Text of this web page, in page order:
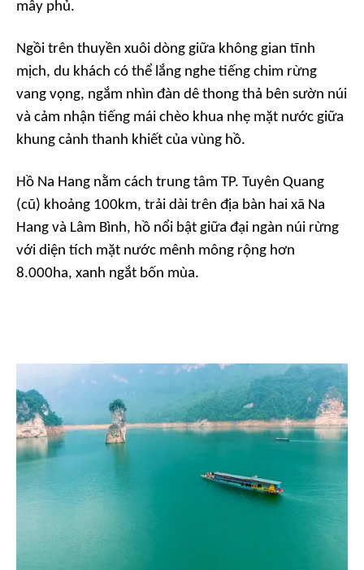
mây phủ.
Ngồi trên thuyền xuôi dòng giữa không gian tĩnh
mịch, du khách có thể lắng nghe tiếng chim rừng
vang vọng, ngắm nhìn đàn dê thong thả bên sườn núi
và cảm nhận tiếng mái chèo khua nhẹ mặt nước giữa
khung cảnh thanh khiết của vùng hồ.
Hồ Na Hang nằm cách trung tâm TP. Tuyên Quang
(cũ) khoảng 100km, trải dài trên địa bàn hai xã Na
Hang và Lâm Bình, hồ nổi bật giữa đại ngàn núi rừng
với diện tích mặt nước mênh mông rộng hơn
8.000ha, xanh ngắt bốn mùa.